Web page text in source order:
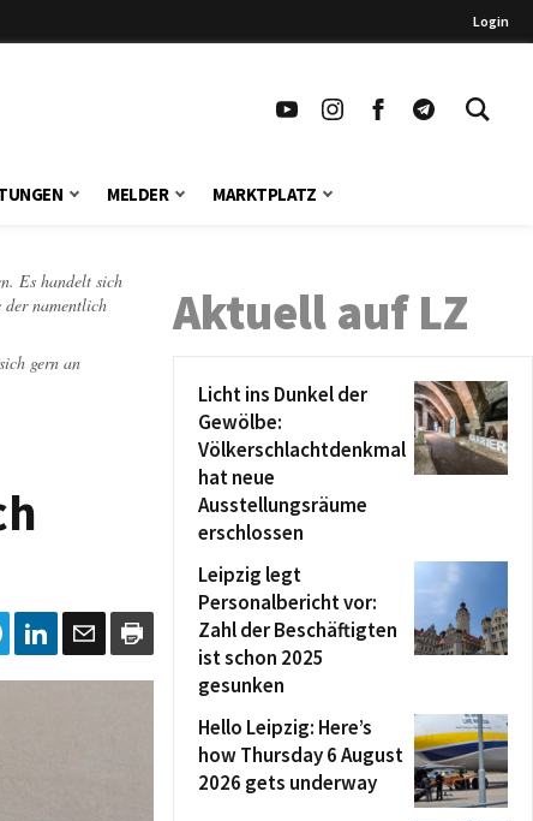
Login
MELDER MARKTPLATZ
Es handelt sich
namentlich
gern an
Aktuell auf LZ
Licht ins Dunkel der
Gewölbe:
Völkerschlachtdenkmal
hat neue
Ausstellungsräume
erschlossen
Leipzig legt
Personalbericht vor:
Zahl der Beschäftigten
ist schon 2025
gesunken
Hello Leipzig: Here’s
how Thursday 6 August
2026 gets underway